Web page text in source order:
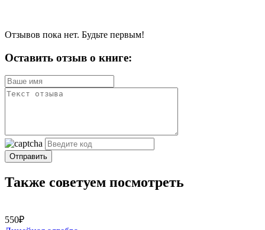
Отзывов пока нет. Будьте первым!
Оставить отзыв о книге:
Отправить
Также советуем посмотреть
550₽